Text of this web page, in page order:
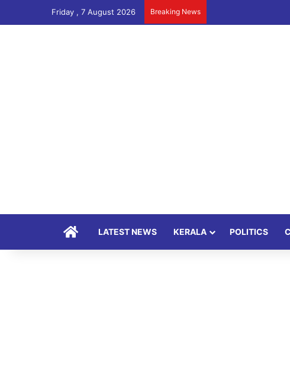
Friday , 7 August 2026 Breaking News
HomeLATEST NEWS KERALA POLITICS